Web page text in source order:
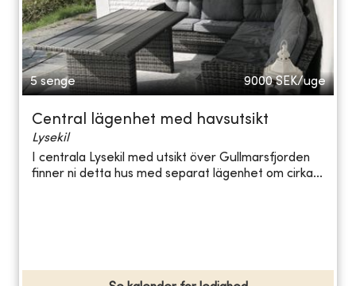
5 senge 9000 SEK/uge
Central lägenhet med havsutsikt
Lysekil
I centrala Lysekil med utsikt över Gullmarsfjorden
finner ni detta hus med separat lägenhet om cirka...